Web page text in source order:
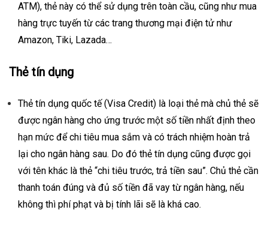
ATM), thẻ này có thể sử dụng trên toàn cầu, cũng như mua
hàng trực tuyến từ các trang thương mại điện tử như
Amazon, Tiki, Lazada…
Thẻ tín dụng
Thẻ tín dụng quốc tế (Visa Credit) là loại thẻ mà chủ thẻ sẽ
được ngân hàng cho ứng trước một số tiền nhất định theo
hạn mức để chi tiêu mua sắm và có trách nhiệm hoàn trả
lại cho ngân hàng sau. Do đó thẻ tín dụng cũng được gọi
với tên khác là thẻ “chi tiêu trước, trả tiền sau”. Chủ thẻ cần
thanh toán đúng và đủ số tiền đã vay từ ngân hàng, nếu
không thì phí phạt và bị tính lãi sẽ là khá cao.